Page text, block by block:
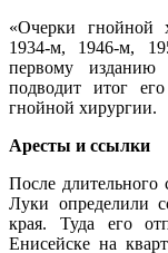
«Очерки гнойной
1934-м, 1946-м,
первому
подводит итог
гнойной хирургии.
Аресты и ссылки
После длительного
Луки определили
края. Туда его
Енисейске на